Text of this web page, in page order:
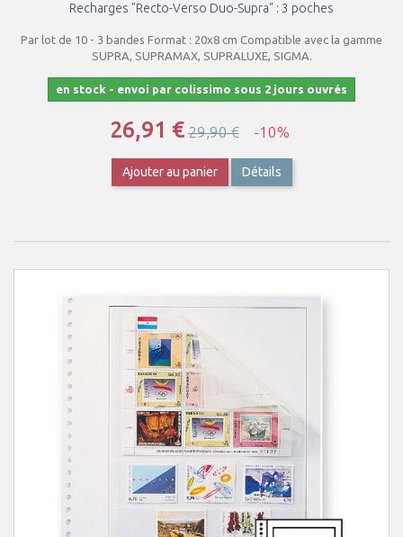
Recharges "Recto-Verso Duo-Supra" : 3 poches
Par lot de 10 - 3 bandes Format : 20x8 cm Compatible avec la gamme
SUPRA, SUPRAMAX, SUPRALUXE, SIGMA.
en stock - envoi par colissimo sous 2 jours ouvrés
26,91 €29,90 € -10%
Ajouter au panier Détails